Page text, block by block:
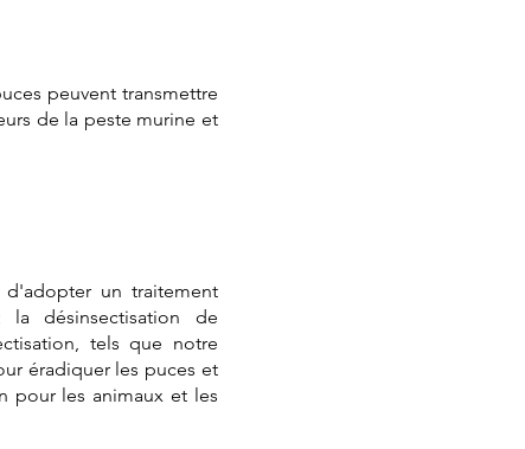
peuvent transmettre
de la peste murine et
un traitement
désinsectisation de
tels que notre
éradiquer les puces et
pour les animaux et les